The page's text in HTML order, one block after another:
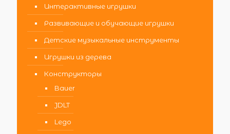
Интерактивные игрушки
Развивающие и обучающие игрушки
Детские музыкальные инструменты
Игрушки из дерева
Конструкторы
Bauer
JDLT
Lego